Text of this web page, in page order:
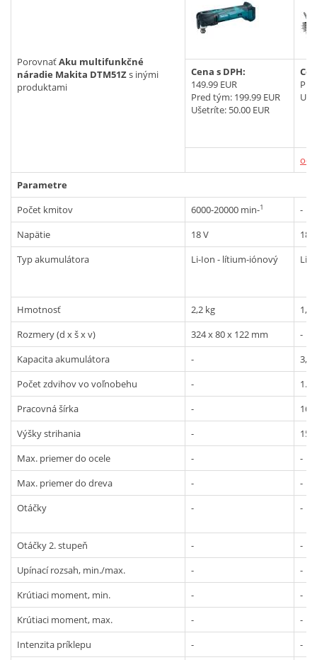
PorovnaťAku multifunkčné
náradie Makita DTM51Zs inými
produktami
Cena s DPH:
149.99 EUR
Pred tým: 199.99 EUR
Ušetríte: 50.00 EUR
Parametre
Počet kmitov
6000-20000 min-1
-
Napätie
18 V
18 V
Typ akumulátora
Li-Ion - lítium-iónový Li-
Hmotnosť 2,2 kg
1,7
Rozmery (d x š x v)
324 x 80 x 122 mm
-
Kapacita akumulátora
-
3,0
Počet zdvihov vo voľnobehu
-
Pracovná šírka
-
Výšky strihania
-
15,
Max. priemer do ocele
-
-
Max. priemer do dreva
-
-
Otáčky
- -
Otáčky 2. stupeň -
-
Upínací rozsah, min./max.
-
-
Krútiaci moment, min.
-
-
Krútiaci moment, max.
-
-
Intenzita príklepu
-
-